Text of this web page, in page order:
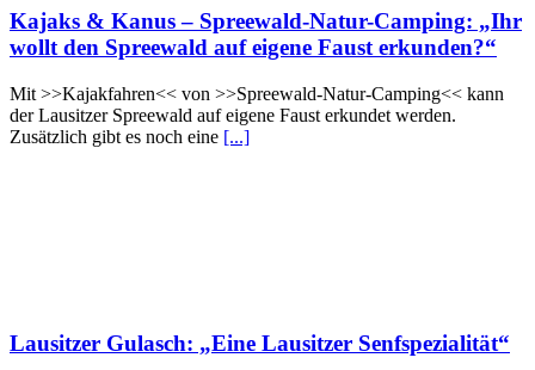
Kajaks & Kanus – Spreewald-Natur-Camping: „Ihr
wollt den Spreewald auf eigene Faust erkunden?“
Mit >>Kajakfahren<< von >>Spreewald-Natur-Camping<< kann
der Lausitzer Spreewald auf eigene Faust erkundet werden.
Zusätzlich gibt es noch eine [...]
Lausitzer Gulasch: „Eine Lausitzer Senfspezialität“